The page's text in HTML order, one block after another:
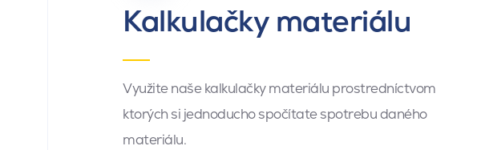
Kalkulačky materiálu
Využite naše kalkulačky materiálu prostredníctvom
ktorých si jednoducho spočítate spotrebu daného
materiálu.